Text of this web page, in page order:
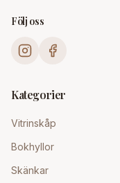
Följ oss
Kategorier
Vitrinskåp
Bokhyllor
Skänkar